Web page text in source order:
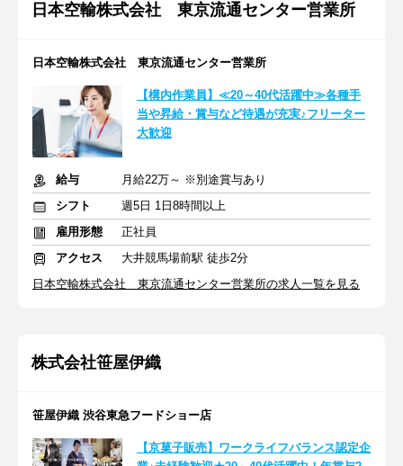
日本空輸株式会社 東京流通センター営業所
日本空輸株式会社 東京流通センター営業所
【構内作業員】≪20～40代活躍中≫各種手
当や昇給・賞与など待遇が充実♪フリーター
大歓迎
給与
月給22万～ ※別途賞与あり
シフト
週5日 1日8時間以上
雇用形態
正社員
アクセス
大井競馬場前駅 徒歩2分
日本空輸株式会社 東京流通センター営業所の求人一覧を見る
株式会社笹屋伊織
笹屋伊織 渋谷東急フードショー店
【京菓子販売】ワークライフバランス認定企